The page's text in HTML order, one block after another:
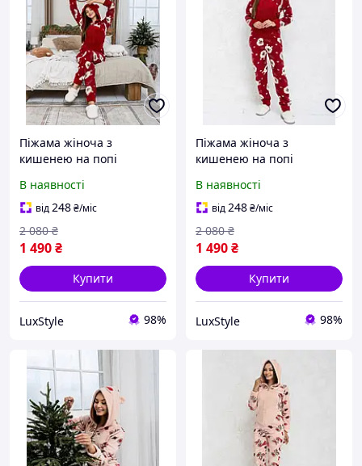
Піжама жіноча з
кишенею на попі
Альпаки червона, kigu
В наявності
від248₴/міс
1 490₴
2 080 ₴
Купити
LuxStyle 98%
Піжама жіноча з
кишенею на попі
Альпаки червона, kigu
В наявності
від248₴/міс
1 490₴
2 080 ₴
Купити
LuxStyle 98%